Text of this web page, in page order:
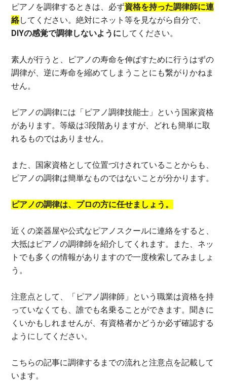
ピアノを調律するときは、必ず資格を持った調律師に連
絡してください。絶対にネット等を見ながら自分で、
DIYの感覚で調律しないように してください。
素人が行うと、ピアノの寿命を伸ばすために行うはずの
調律が、逆に寿命を縮めてしまうことにも繋がりかねま
せん。
ピアノの調律には「ピアノ調律技能士」という国家資格
があります。等級は3段階ありますが、どれも簡単に取
れるものではありません。
また、国家資格として位置づけされていることからも、
ピアノの調律は簡単なものではないことが分かります。
ピアノの調律は、プロの方に任せましょう。
近くの楽器屋や公式なピアノスクールに連絡をすると、
大抵はピアノの調律師を紹介してくれます。また、ネッ
トでも多くの情報がありますので一度検索してみましょ
う。
注意点として、「ピアノ調律師」という職業は資格を持
っていなくても、誰でも名乗ることができます。聞きに
くいかもしれませんが、有資格者かどうか必ず確認する
ようにしてください。
こちらの記事に調律するまでの流れと注意点を記載して
います。